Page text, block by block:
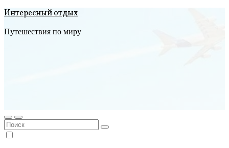
Интересный отдых
Путешествия по миру